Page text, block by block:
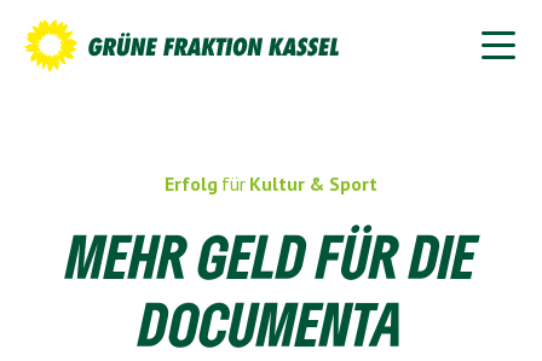
Erfolg für Kultur & Sport
MEHR GELD FÜR DIE
DOCUMENTA